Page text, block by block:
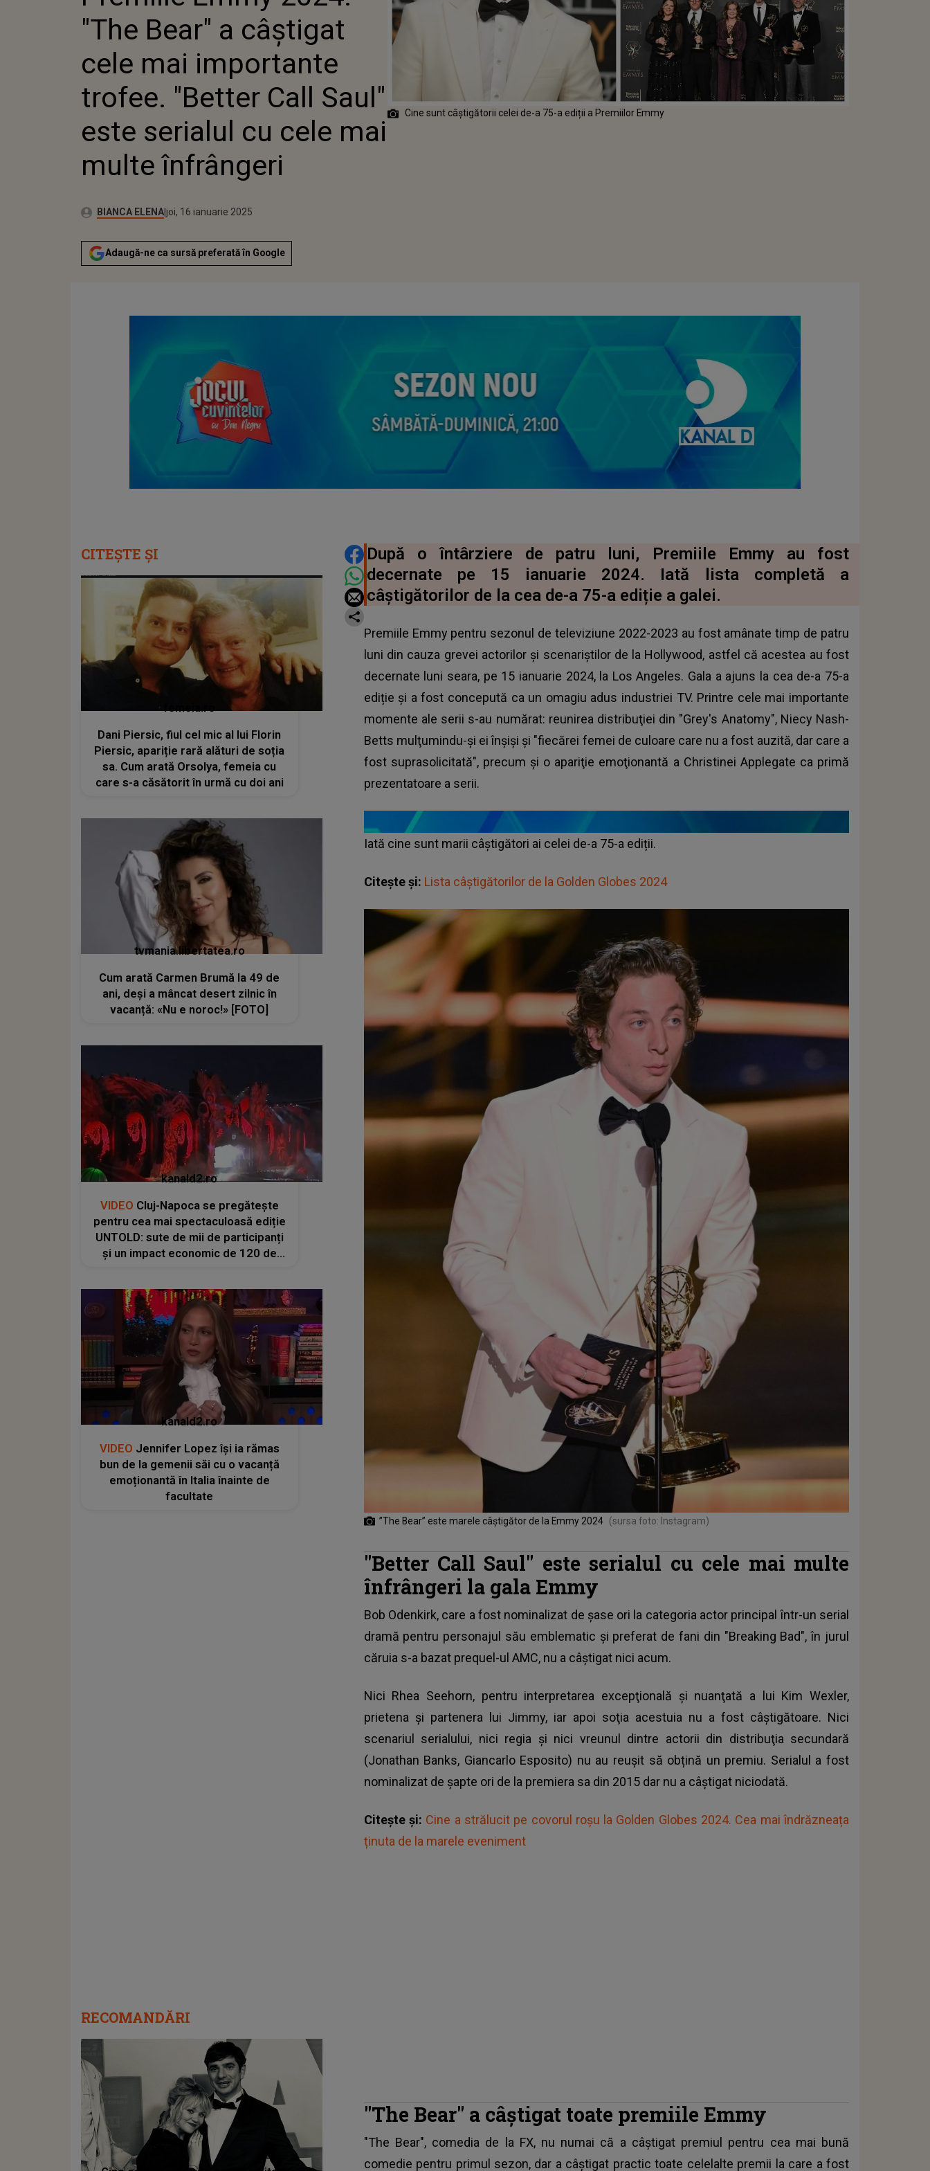
CALL SAUL" ESTE SERIALUL CU
CELE MAI MULTE ÎNFRÂNGERI
"The Bear" a câștigat
cele mai importante
trofee. "Better Call Saul"
este serialul cu cele mai
multe înfrângeri
Autor:BIANCA ELENAPublicat:
marți, 16 ianuarie 2024
Actualizat:
joi, 16 ianuarie 2025
Adaugă-ne ca sursă preferată în Google
Cine sunt câștigătorii celei de-a 75-a ediții a Premiilor Emmy
DISTRIBUIE ARTICOLUL
După o întârziere de patru luni, Premiile Emmy au fost
decernate pe 15 ianuarie 2024. Iată lista completă a
câștigătorilor de la cea de-a 75-a ediție a galei.
Premiile Emmy pentru sezonul de televiziune 2022-2023 au fost amânate timp de patru
luni din cauza grevei actorilor și scenariștilor de la Hollywood, astfel că acestea au fost
decernate luni seara, pe 15 ianuarie 2024, la Los Angeles. Gala a ajuns la cea de-a 75-a
ediție și a fost concepută ca un omagiu adus industriei TV. Printre cele mai importante
momente ale serii s-au numărat: reunirea distribuţiei din "Grey's Anatomy", Niecy Nash-
Betts mulţumindu-şi ei înşişi şi "fiecărei femei de culoare care nu a fost auzită, dar care a
fost suprasolicitată", precum şi o apariţie emoţionantă a Christinei Applegate ca primă
prezentatoare a serii.
Iată cine sunt marii câștigători ai celei de-a 75-a ediții.
Citește și: Lista câștigătorilor de la Golden Globes 2024
”The Bear” este marele câștigător de la Emmy 2024 (sursa foto: Instagram)
"Better Call Saul" este serialul cu cele mai multe
înfrângeri la gala Emmy
Bob Odenkirk, care a fost nominalizat de şase ori la categoria actor principal într-un serial
dramă pentru personajul său emblematic şi preferat de fani din "Breaking Bad", în jurul
căruia s-a bazat prequel-ul AMC, nu a câştigat nici acum.
Nici Rhea Seehorn, pentru interpretarea excepţională şi nuanţată a lui Kim Wexler,
prietena şi partenera lui Jimmy, iar apoi soţia acestuia nu a fost câștigătoare. Nici
scenariul serialului, nici regia şi nici vreunul dintre actorii din distribuţia secundară
(Jonathan Banks, Giancarlo Esposito) nu au reușit să obțină un premiu. Serialul a fost
nominalizat de şapte ori de la premiera sa din 2015 dar nu a câştigat niciodată.
Citește și: Cine a strălucit pe covorul roșu la Golden Globes 2024. Cea mai îndrăzneața
ținuta de la marele eveniment
"The Bear" a câştigat toate premiile Emmy
"The Bear", comedia de la FX, nu numai că a câştigat premiul pentru cea mai bună
comedie pentru primul sezon, dar a câştigat practic toate celelalte premii la care a fost
CITEȘTE ȘI
femeia.ro
Dani Piersic, fiul cel mic al lui Florin
Piersic, apariție rară alături de soția
sa. Cum arată Orsolya, femeia cu
care s-a căsătorit în urmă cu doi ani
tvmania.libertatea.ro
Cum arată Carmen Brumă la 49 de
ani, deși a mâncat desert zilnic în
vacanță: «Nu e noroc!» [FOTO]
kanald2.ro
VIDEO Cluj-Napoca se pregătește
pentru cea mai spectaculoasă ediție
UNTOLD: sute de mii de participanți
și un impact economic de 120 de
kanald2.ro
VIDEO Jennifer Lopez își ia rămas
bun de la gemenii săi cu o vacanță
emoționantă în Italia înainte de
facultate
RECOMANDĂRI